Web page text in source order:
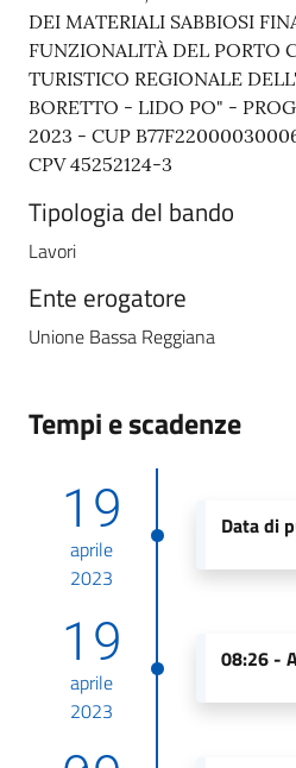
DEI MATERIALI SABBIOSI
FUNZIONALITÀ DEL PORTO
TURISTICO REGIONALE
BORETTO - LIDO PO" -
2023 - CUP
CPV 45252124-3
Tipologia del bando
Lavori
Ente erogatore
Unione Bassa Reggiana
Tempi e scadenze
19
aprile
2023
Data di
19
aprile
2023
08:26 -